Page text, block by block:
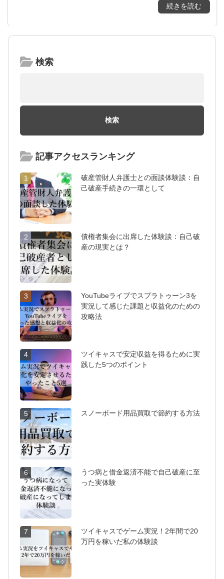
続きを読む
検索
記事アクセスランキング
1
破産管財人弁護士との面談体験談：自
己破産手続きの一環として
2
債権者集会に出席した体験談：自己破
産の現実とは？
3
YouTubeライブでスプラトゥーン3を
実況して感じた課題と収益化のための
攻略法
4
ツイキャスで安定収益を得るために実
践した5つのポイント
5 スノーボード用品買取で節約する方法
6
うつ病と借金返済不能で自己破産に至
った実体験
7
ツイキャスでゲーム実況！2年間で20
万円を稼いだ私の体験談